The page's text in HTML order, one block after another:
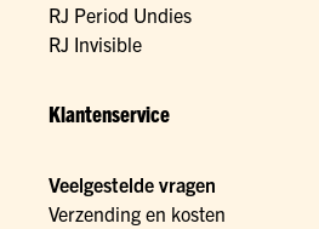
RJ Period Undies
RJ Invisible
Klantenservice
Veelgestelde vragen
Verzending en kosten